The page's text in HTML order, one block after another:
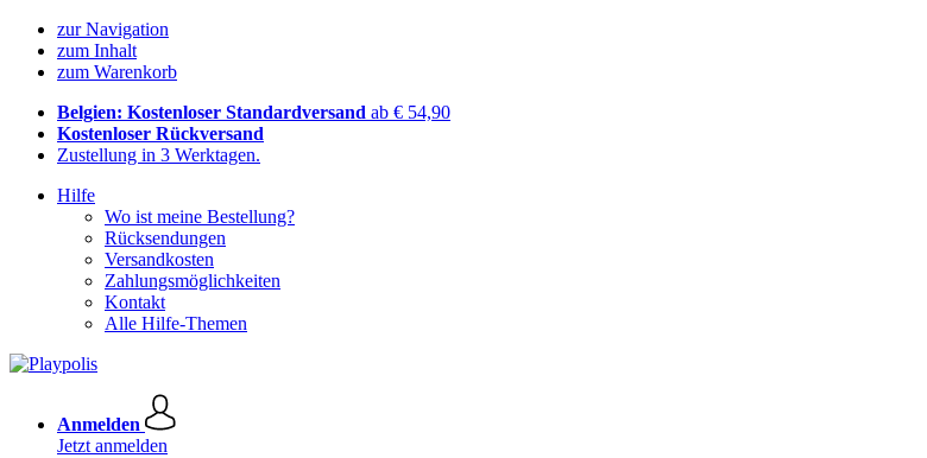
zur Navigation
zum Inhalt
zum Warenkorb
Belgien: Kostenloser Standardversand ab € 54,90
Kostenloser Rückversand
Zustellung in 3 Werktagen.
Hilfe
Wo ist meine Bestellung?
Rücksendungen
Versandkosten
Zahlungsmöglichkeiten
Kontakt
Alle Hilfe-Themen
Anmelden
Jetzt anmelden